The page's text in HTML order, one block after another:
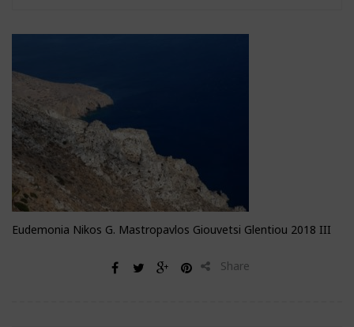
Eudemonia Nikos G. Mastropavlos Giouvetsi Glentiou 2018 III
Share